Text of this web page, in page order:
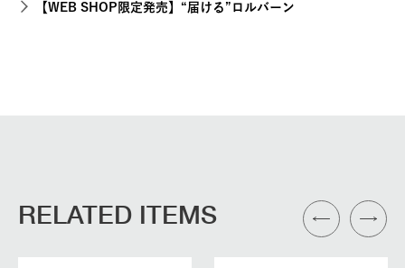
【WEB SHOP限定発売】“届ける”ロルバーン
RELATED ITEMS